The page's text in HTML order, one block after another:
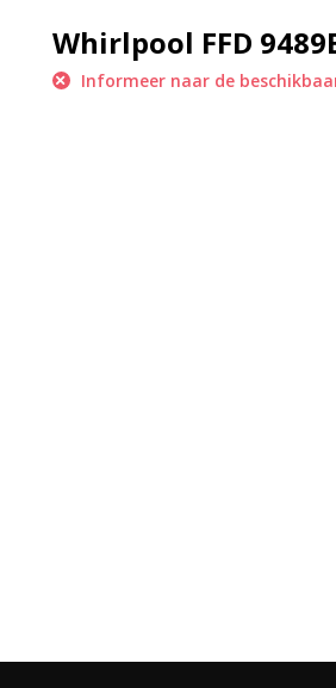
Al met al is de Whirlpool FFD 9489E
naar een krachtige, energiezuinige en
capaciteit, efficiënte
Whirlpool FFD
Informeer naar de